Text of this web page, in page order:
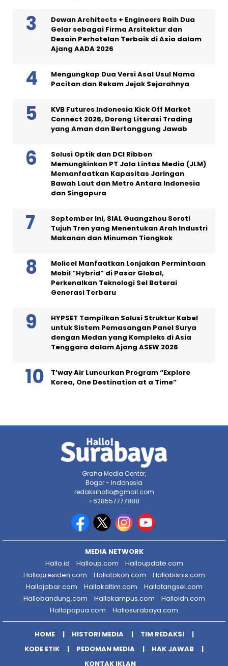
Dewan Architects + Engineers Raih Dua
Gelar sebagai Firma Arsitektur dan
Desain Perhotelan Terbaik di Asia dalam
Ajang AADA 2026
Mengungkap Dua Versi Asal Usul Nama
Pacitan dan Rekam Jejak Sejarahnya
KVB Futures Indonesia Kick Off Market
Connect 2026, Dorong Literasi Trading
yang Aman dan Bertanggung Jawab
Solusi Optik dan DCI Ribbon
Memungkinkan PT Jala Lintas Media (JLM)
Memanfaatkan Kapasitas Jaringan
Bawah Laut dan Metro Antara Indonesia
dan Singapura
September Ini, SIAL Guangzhou Soroti
Tujuh Tren yang Menentukan Arah Industri
Makanan dan Minuman Tiongkok
Molicel Manfaatkan Lonjakan Permintaan
Mobil “Hybrid” di Pasar Global,
Perkenalkan Teknologi Sel Baterai
Generasi Terbaru
HYPSET Tampilkan Solusi Struktur Kabel
untuk Sistem Pemasangan Panel Surya
dengan Medan yang Kompleks di Asia
Tenggara dalam Ajang ASEW 2026
T’way Air Luncurkan Program “Explore
Korea, One Destination at a Time”
Graha Media Center,
Bogor - Indonesia
redaksihallo@gmail.com
+628557777888
MEDIA NETWORK
Hallo.id
Halloup.com
Halloupdate.com
Hallopresiden.com
Hallotokoh.com
Hallobisnis.com
Hallojabar.com
Hallokaltim.com
Hallotangsel.com
Hallobandung.com
Hallokampus.com
Halloidn.com
Hallopapua.com
Hallosurabaya.com
HOME HISTORI MEDIA
TIM REDAKSI
KODE ETIK
PEDOMAN MEDIA
HAK JAWAB
KONTAK IKLAN